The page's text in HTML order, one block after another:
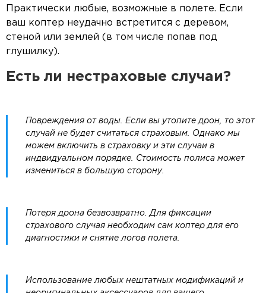
Практически любые, возможные в полете. Если
ваш коптер неудачно встретится с деревом,
стеной или землей (в том числе попав под
глушилку).
Есть ли нестраховые случаи?
Повреждения от воды. Если вы утопите дрон, то этот
случай не будет считаться страховым. Однако мы
можем включить в страховку и эти случаи в
индвидуальном порядке. Стоимость полиса может
измениться в большую сторону.
Потеря дрона безвозвратно. Для фиксации
страхового случая необходим сам коптер для его
диагностики и снятие логов полета.
Использование любых нештатных модификаций и